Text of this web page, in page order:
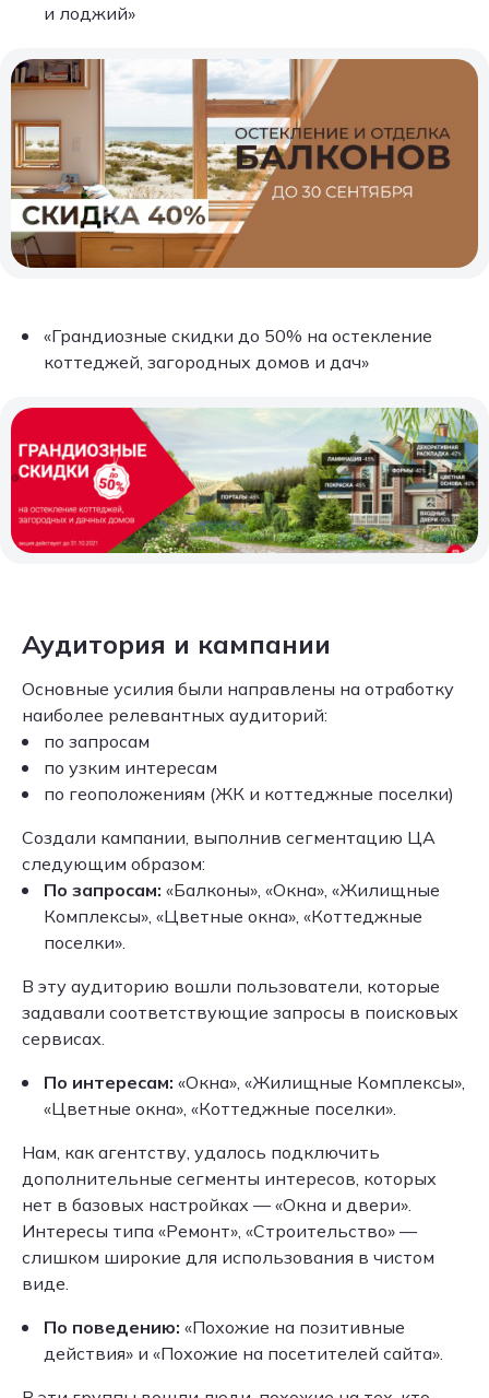
и лоджий»
«Грандиозные скидки до 50% на остекление
коттеджей, загородных домов и дач»
Аудитория и кампании
Основные усилия были направлены на отработку
наиболее релевантных аудиторий:
по запросам
по узким интересам
по геоположениям (ЖК и коттеджные поселки)
Создали кампании, выполнив сегментацию ЦА
следующим образом:
По запросам: «Балконы», «Окна», «Жилищные
Комплексы», «Цветные окна», «Коттеджные
поселки».
В эту аудиторию вошли пользователи, которые
задавали соответствующие запросы в поисковых
сервисах.
По интересам: «Окна», «Жилищные Комплексы»,
«Цветные окна», «Коттеджные поселки».
Нам, как агентству, удалось подключить
дополнительные сегменты интересов, которых
нет в базовых настройках — «Окна и двери».
Интересы типа «Ремонт», «Строительство» —
слишком широкие для использования в чистом
виде.
По поведению: «Похожие на позитивные
действия» и «Похожие на посетителей сайта».